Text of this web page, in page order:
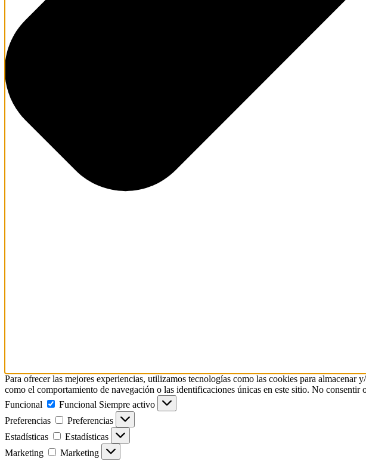
Para ofrecer las mejores experiencias, utilizamos tecnologías como las cookies para
como el comportamiento de navegación o las identificaciones únicas en este sitio. No
Funcional
Funcional Siempre activo
Preferencias
Preferencias
Estadísticas
Estadísticas
Marketing
Marketing